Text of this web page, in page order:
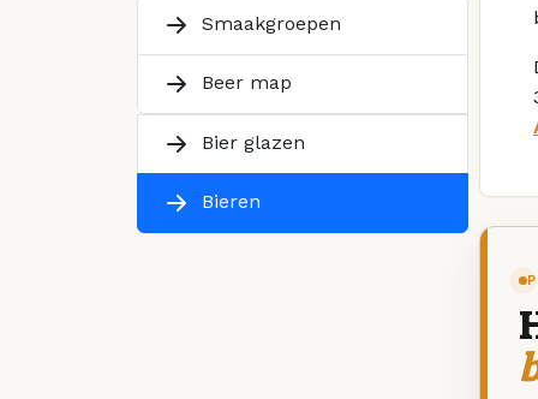
Smaakgroepen
Beer map
Bier glazen
Bieren